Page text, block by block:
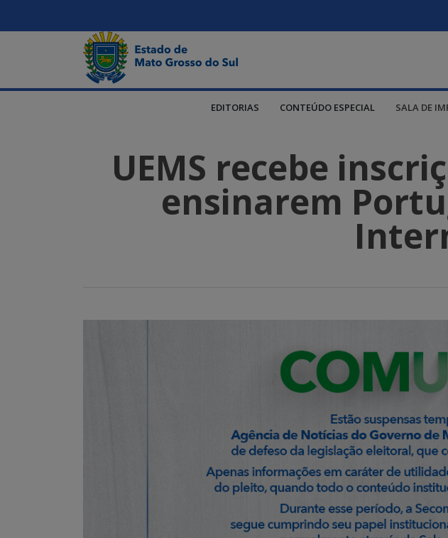
EDITORIAS CONTEÚDO ESPECIAL SALA DE
UEMS recebe
ensinarem